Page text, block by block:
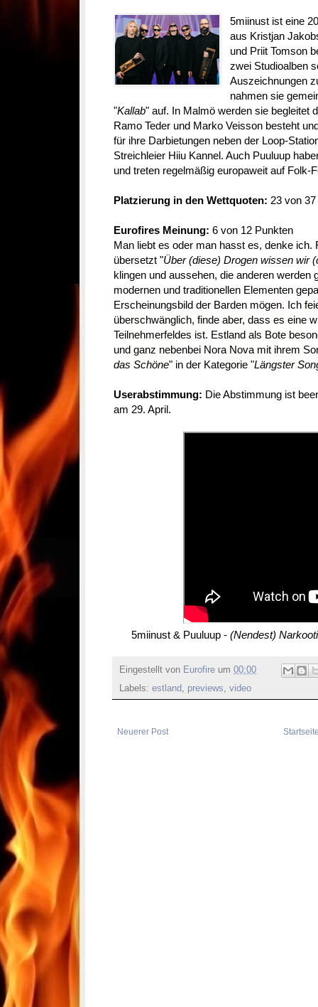
5miinust ist eine
aus Kristjan
und Priit Tomson
zwei Studioalben
Auszeichnungen
nahmen sie
"Kallab" auf. In Malmö werden sie begleitet
Ramo Teder und Marko Veisson besteht
für ihre Darbietungen neben der Loop-
Streichleier Hiiu Kannel. Auch Puuluup
und treten regelmäßig europaweit auf Folk-
Platzierung in den Wettquoten: 23 von
Eurofires Meinung: 6 von 12 Punkten
Man liebt es oder man hasst es, denke ich.
übersetzt "Über (diese) Drogen wissen wir
klingen und aussehen, die anderen werden
modernen und traditionellen Elementen
Erscheinungsbild der Barden mögen. Ich
überschwänglich, finde aber, dass es eine
Teilnehmerfeldes ist. Estland als Bote
und ganz nebenbei Nora Nova mit ihrem
das Schöne" in der Kategorie "Längster
Userabstimmung: Die Abstimmung ist
am 29. April.
5miinust & Puuluup - (Nendest)
Eingestellt von Eurofire um 00:00
Labels: estland, previews, video
Neuerer Post